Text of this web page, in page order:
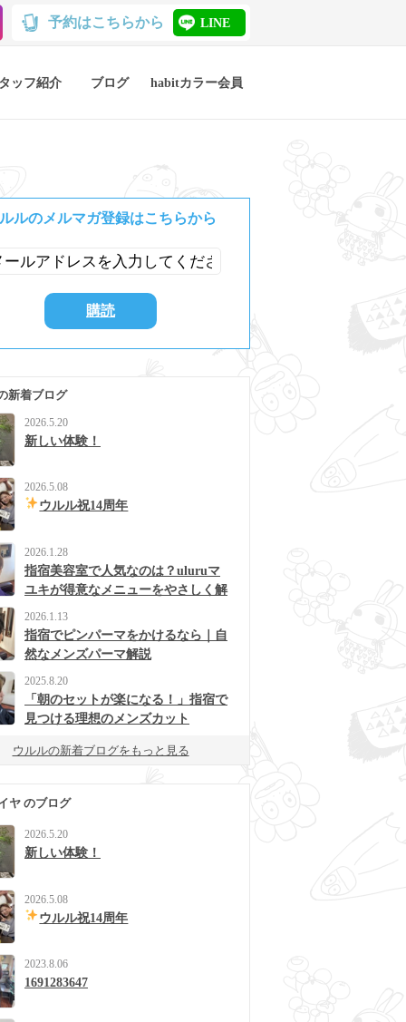
予約はこちらから LINE
ッフ紹介 ブログ habitカラー会員
ルのメルマガ登録はこちらから
新着ブログ
2026.5.20
新しい体験！
2026.5.08
ウルル祝14周年
2026.1.28
指宿美容室で人気なのは？uluruマ
ユキが得意なメニューをやさしく解
2026.1.13
指宿でピンパーマをかけるなら｜自
然なメンズパーマ解説
2025.8.20
「朝のセットが楽になる！」指宿で
見つける理想のメンズカット
ウルルの新着ブログをもっと見る
ヤ のブログ
2026.5.20
新しい体験！
2026.5.08
ウルル祝14周年
2023.8.06
1691283647